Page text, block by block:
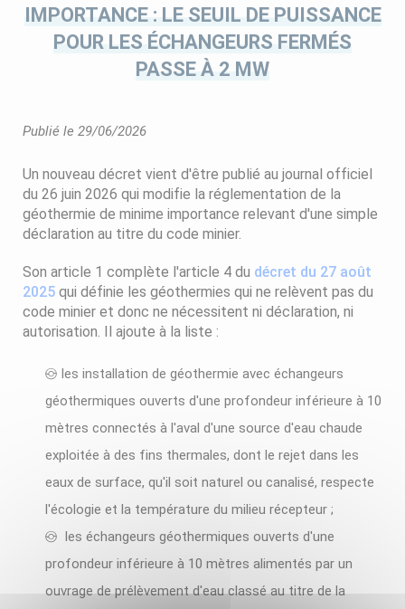
IMPORTANCE : LE SEUIL DE PUISSANCE
POUR LES ÉCHANGEURS FERMÉS
PASSE À 2 MW
Publié le 29/06/2026
Un nouveau décret vient d'être publié au journal officiel
du 26 juin 2026 qui modifie la réglementation de la
géothermie de minime importance relevant d'une simple
déclaration au titre du code minier.
Son article 1 complète l'article 4 du décret du 27 août
2025 qui définie les géothermies qui ne relèvent pas du
code minier et donc ne nécessitent ni déclaration, ni
autorisation. Il ajoute à la liste :
les installation de géothermie avec échangeurs
géothermiques ouverts d'une profondeur inférieure à 10
mètres connectés à l'aval d'une source d'eau chaude
exploitée à des fins thermales, dont le rejet dans les
eaux de surface, qu'il soit naturel ou canalisé, respecte
l'écologie et la température du milieu récepteur ;
les échangeurs géothermiques ouverts d'une
profondeur inférieure à 10 mètres alimentés par un
ouvrage de prélèvement d'eau classé au titre de la